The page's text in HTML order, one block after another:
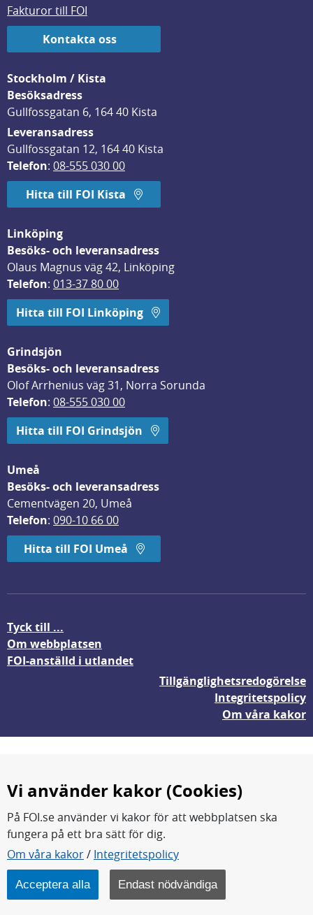
Fakturor till FOI
Kontakta oss
Stockholm / Kista
Besöksadress
Gullfossgatan 6, 164 40 Kista
Leveransadress
Gullfossgatan 12, 164 40 Kista
Telefon: 08-555 030 00
Hitta till FOI Kista
Linköping
Besöks- och leveransadress
Olaus Magnus väg 42, Linköping
Telefon: 013-37 80 00
Hitta till FOI Linköping
Grindsjön
Besöks- och leveransadress
Olof Arrhenius väg 31, Norra Sorunda
Telefon: 08-555 030 00
Hitta till FOI Grindsjön
Umeå
Besöks- och leveransadress
Cementvägen 20, Umeå
Telefon: 090-10 66 00
Hitta till FOI Umeå
Tyck till ...
Om webbplatsen
FOI-anställd i utlandet
Tillgänglighetsredogörelse
Integritetspolicy
Om våra kakor
FOI forskar för en säkrare värld.
FOI:s kärnverksamhet är forskning, metod- och
teknikutveckling samt analyser och studier.
Myndigheten ligger under Försvarsdepartementet.
Vi använder kakor (Cookies)
På FOI.se använder vi kakor för att webbplatsen ska
fungera på ett bra sätt för dig.
Om våra kakor/ Integritetspolicy
Acceptera alla Endast nödvändiga